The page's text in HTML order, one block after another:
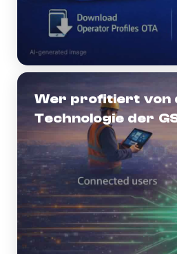
Wer profitiert von
Technologie der